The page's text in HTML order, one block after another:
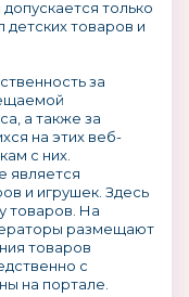
только
детских товаров и
за
а также за
на этих веб-
с них.
является
и игрушек. Здесь
товаров. На
размещают
товаров
с
на портале.